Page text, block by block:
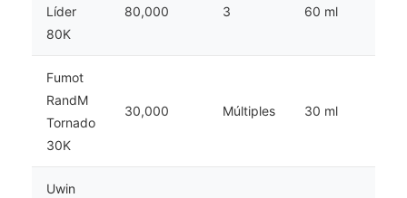
Líder
80K
80,000 3 60 ml
Fumot
RandM
Tornado
30K
30,000 Múltiples 30 ml
Uwin